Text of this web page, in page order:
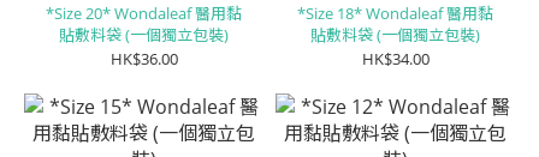
*Size 20* Wondaleaf 醫用黏
貼敷料袋 (一個獨立包裝)
HK$36.00
*Size 18* Wondaleaf 醫用黏
貼敷料袋 (一個獨立包裝)
HK$34.00